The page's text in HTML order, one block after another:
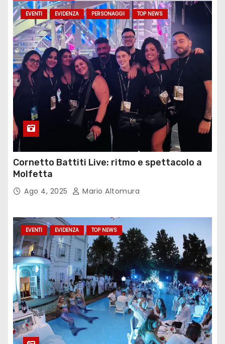
EVENTI EVIDENZA PERSONAGGI TOP NEWS
Cornetto Battiti Live: ritmo e spettacolo a
Molfetta
Ago 4, 2025 Mario Altomura
EVENTI EVIDENZA TOP NEWS